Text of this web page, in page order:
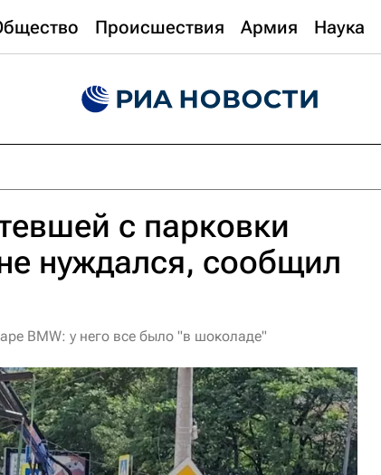
Происшествия Армия Наука
с парковки
нуждался, сообщил
BMW: у него все было "в шоколаде"